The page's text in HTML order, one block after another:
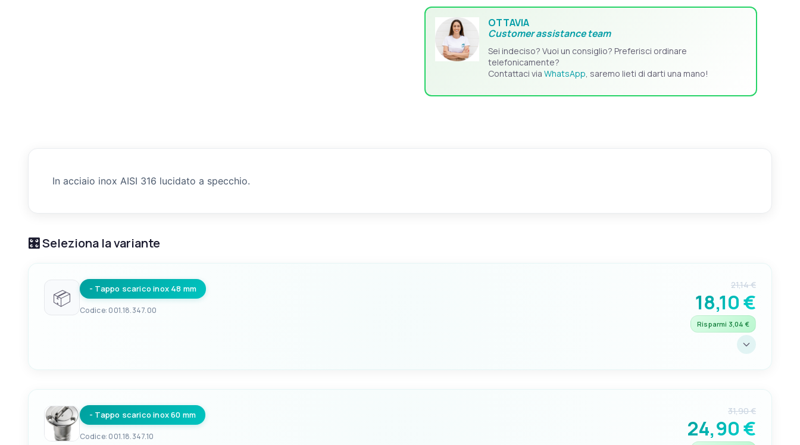
OTTAVIA
Customer assistance team
Sei indeciso? Vuoi un consiglio? Preferisci ordinare
telefonicamente?
Contattaci via WhatsApp, saremo lieti di darti una mano!
In acciaio inox AISI 316 lucidato a specchio.
🎛️ Seleziona la variante
📦 - Tappo scarico inox 48 mm
Codice: 001.18.347.00
21,14 €
18,10 €
Risparmi 3,04 €
- Tappo scarico inox 60 mm
Codice: 001.18.347.10
31,90 €
24,90 €